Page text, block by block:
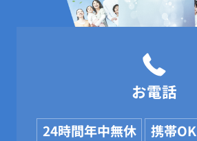
お電話
24時間年中無休 携帯OK